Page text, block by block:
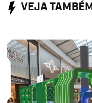
VEJA TAMBÉM